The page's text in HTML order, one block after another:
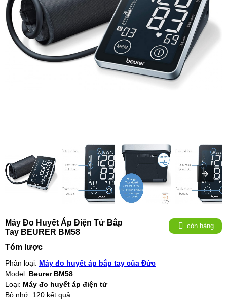
Máy Đo Huyết Áp Điện Tử Bắp
Tay BEURER BM58
còn hàng
Tóm lược
Phân loại: Máy đo huyết áp bắp tay của Đức
Model: Beurer BM58
Loại: Máy đo huyết áp điện tử
Bộ nhớ: 120 kết quả